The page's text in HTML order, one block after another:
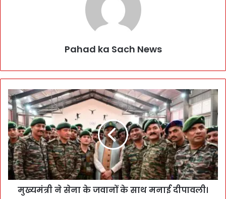
Pahad ka Sach News
मुख्यमंत्री ने सेना के जवानों के साथ मनाई दीपावली।